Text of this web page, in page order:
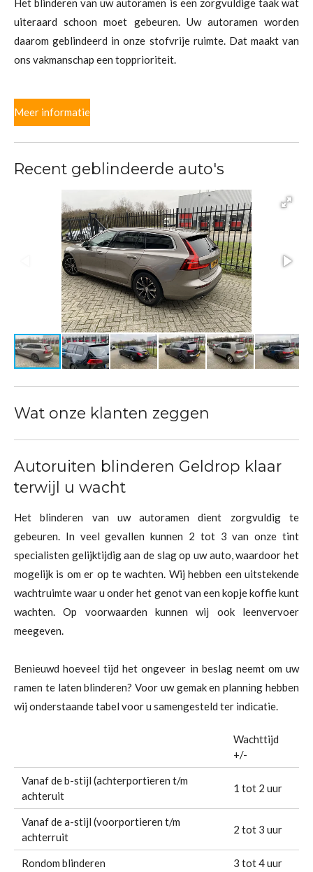
Het blinderen van uw autoramen is een zorgvuldige taak wat
uiteraard schoon moet gebeuren. Uw autoramen worden
daarom geblindeerd in onze stofvrije ruimte. Dat maakt van
ons vakmanschap een topprioriteit.
Meer informatie
Recent geblindeerde auto's
Wat onze klanten zeggen
Autoruiten blinderen Geldrop klaar
terwijl u wacht
Het blinderen van uw autoramen dient zorgvuldig te
gebeuren. In veel gevallen kunnen 2 tot 3 van onze tint
specialisten gelijktijdig aan de slag op uw auto, waardoor het
mogelijk is om er op te wachten. Wij hebben een uitstekende
wachtruimte waar u onder het genot van een kopje koffie kunt
wachten. Op voorwaarden kunnen wij ook leenvervoer
meegeven.
Benieuwd hoeveel tijd het ongeveer in beslag neemt om uw
ramen te laten blinderen? Voor uw gemak en planning hebben
wij onderstaande tabel voor u samengesteld ter indicatie.
Wachttijd
+/-
Vanaf de b-stijl (achterportieren t/m
achteruit
1 tot 2 uur
Vanaf de a-stijl (voorportieren t/m
achterruit
2 tot 3 uur
Rondom blinderen 3 tot 4 uur